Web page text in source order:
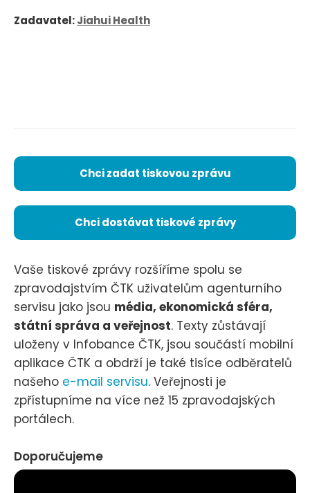
Zadavatel:Jiahui Health
Chci zadat tiskovou zprávu
Chci dostávat tiskové zprávy
Vaše tiskové zprávy rozšíříme spolu se
zpravodajstvím ČTK uživatelům agenturního
servisu jako jsou média, ekonomická sféra,
státní správa a veřejnost. Texty zůstávají
uloženy v Infobance ČTK, jsou součástí mobilní
aplikace ČTK a obdrží je také tisíce odběratelů
našeho e-mail servisu. Veřejnosti je
zpřístupníme na více než 15 zpravodajských
portálech.
Doporučujeme